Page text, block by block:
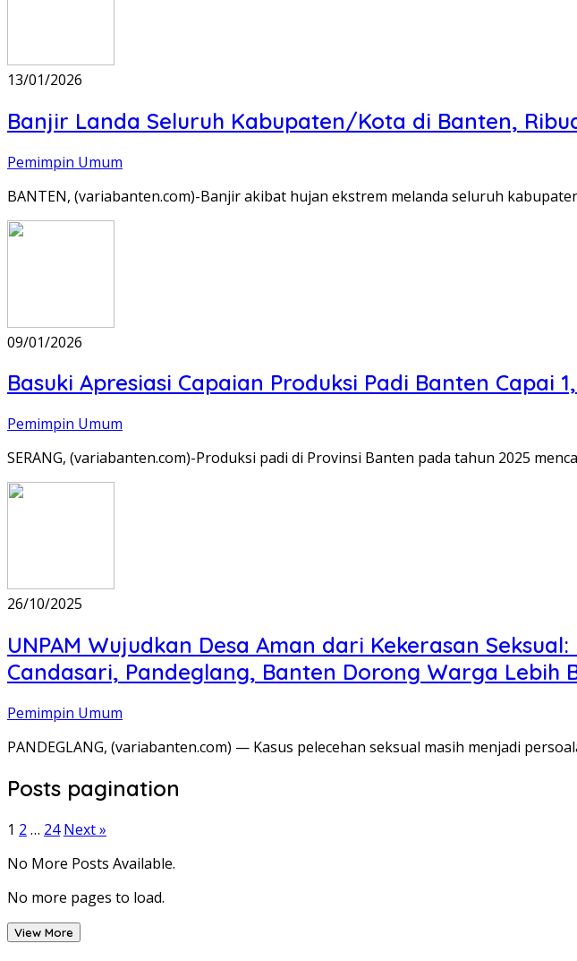
13/01/2026
Banjir Landa Seluruh Kabupaten/Kota di Banten,
Pemimpin Umum
BANTEN, (variabanten.com)-Banjir akibat hujan ekstrem melanda seluruh
09/01/2026
Basuki Apresiasi Capaian Produksi Padi Banten Capai
Pemimpin Umum
SERANG, (variabanten.com)-Produksi padi di Provinsi Banten pada tahun 2025
26/10/2025
UNPAM Wujudkan Desa Aman dari Kekerasan
Candasari, Pandeglang, Banten Dorong Warga Lebih
Pemimpin Umum
PANDEGLANG, (variabanten.com) — Kasus pelecehan seksual masih menjadi
Posts pagination
1 2 … 24 Next »
No More Posts Available.
No more pages to load.
View More